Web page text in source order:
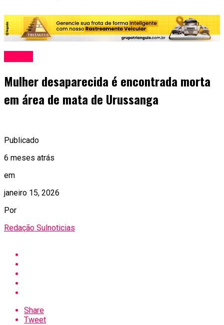
Mulher desaparecida é encontrada morta
em área de mata de Urussanga
Publicado
6 meses atrás
em
janeiro 15, 2026
Por
Redação Sulnoticias
Share
Tweet